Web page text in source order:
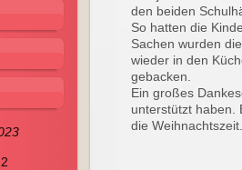
den beiden
So hatten die
Sachen wurden
wieder in den
gebacken.
Ein großes
unterstützt haben.
die Weihnachtszeit.